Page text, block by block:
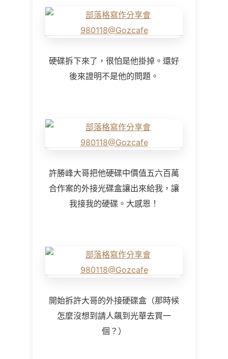
硬碟拆下來了，很怕是他掛掉。還好
後來證明不是他的問題。
許勝峰大哥把他硬碟中價值五六百萬
合作案的外接光碟盒讓出來給我，讓
我接我的硬碟。大感恩！
開始拆許大哥的外接硬碟盒（那時候
怎麼沒想到請人飆到光華去買一
個？）